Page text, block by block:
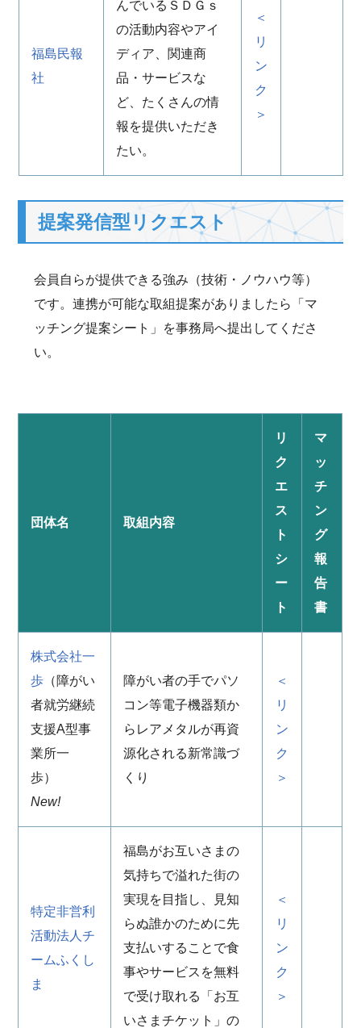
福島民報
社
んでいるＳＤＧｓ
の活動内容やアイ
ディア、関連商
品・サービスな
ど、たくさんの情
報を提供いただき
たい。
＜
リ
ン
ク
＞
提案発信型リクエスト
会員自らが提供できる強み（技術・ノウハウ等）
です。連携が可能な取組提案がありましたら「マ
ッチング提案シート」を事務局へ提出してくださ
い。
団体名 取組内容
リ
ク
エ
ス
ト
シ
ー
ト
マ
ッ
チ
ン
グ
報
告
書
株式会社一
歩 （障がい
者就労継続
支援A型事
業所一
歩）
New!
障がい者の手でパソ
コン等電子機器類か
らレアメタルが再資
源化される新常識づ
くり
＜
リ
ン
ク
＞
特定非営利
活動法人チ
ームふくし
ま
福島がお互いさまの
気持ちで溢れた街の
実現を目指し、見知
らぬ誰かのために先
支払いすることで食
事やサービスを無料
で受け取れる「お互
いさまチケット」の
＜
リ
ン
ク
＞